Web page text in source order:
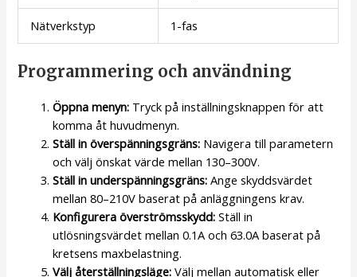
Nätverkstyp 1-fas
Programmering och användning
Öppna menyn: Tryck på inställningsknappen för att
komma åt huvudmenyn.
Ställ in överspänningsgräns: Navigera till parametern
och välj önskat värde mellan 130–300V.
Ställ in underspänningsgräns: Ange skyddsvärdet
mellan 80–210V baserat på anläggningens krav.
Konfigurera överströmsskydd: Ställ in
utlösningsvärdet mellan 0.1A och 63.0A baserat på
kretsens maxbelastning.
Välj återställningsläge: Välj mellan automatisk eller